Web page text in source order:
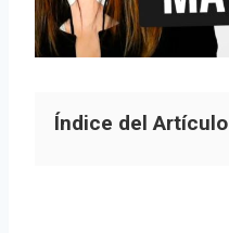
Índice del Artículo